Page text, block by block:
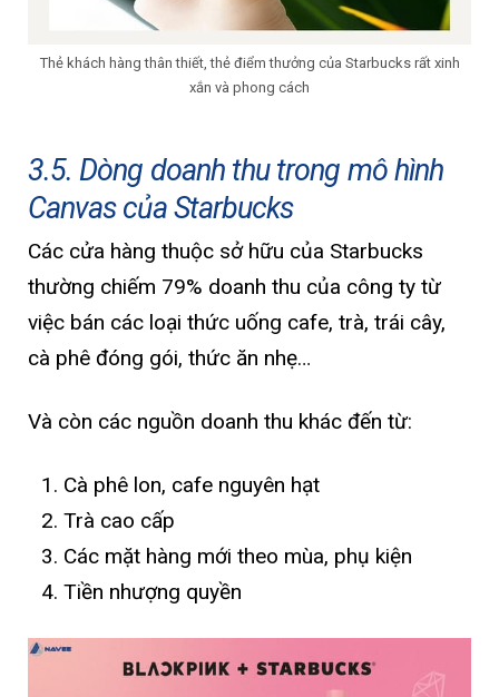
Thẻ khách hàng thân thiết, thẻ điểm thưởng của Starbucks rất xinh
xắn và phong cách
3.5. Dòng doanh thu trong mô hình
Canvas của Starbucks
Các cửa hàng thuộc sở hữu của Starbucks
thường chiếm 79% doanh thu của công ty từ
việc bán các loại thức uống cafe, trà, trái cây,
cà phê đóng gói, thức ăn nhẹ…
Và còn các nguồn doanh thu khác đến từ:
Cà phê lon, cafe nguyên hạt
Trà cao cấp
Các mặt hàng mới theo mùa, phụ kiện
Tiền nhượng quyền